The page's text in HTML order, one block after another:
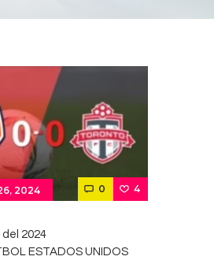
2024 0 4
del 2024
ESTADOS UNIDOS